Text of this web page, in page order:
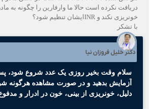
دریافت نکرده است حالا ما وارفارین را چگونه به
خونریزی نکند و INRایشان تنظیم شود؟
با تشکر
دکتر خلیل فروزان نیا
آزمایش بدهید و در صورت مشاهده هرگونه
دلیل، خونریزی از بینی، خون در ادرار و